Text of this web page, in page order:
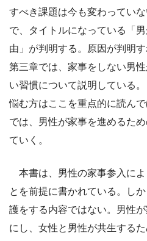
すべき課題は今も変わってい
で、タイトルになっている「
由」が判明する。原因が判明
第三章では、家事をしない男
い習慣について説明している
悩む方はここを重点的に読ん
では、男性が家事を進めるた
ていく。
本書は、男性の家事参入によ
とを前提に書かれている。し
護をする内容ではない。男性
にし、女性と男性が共生する